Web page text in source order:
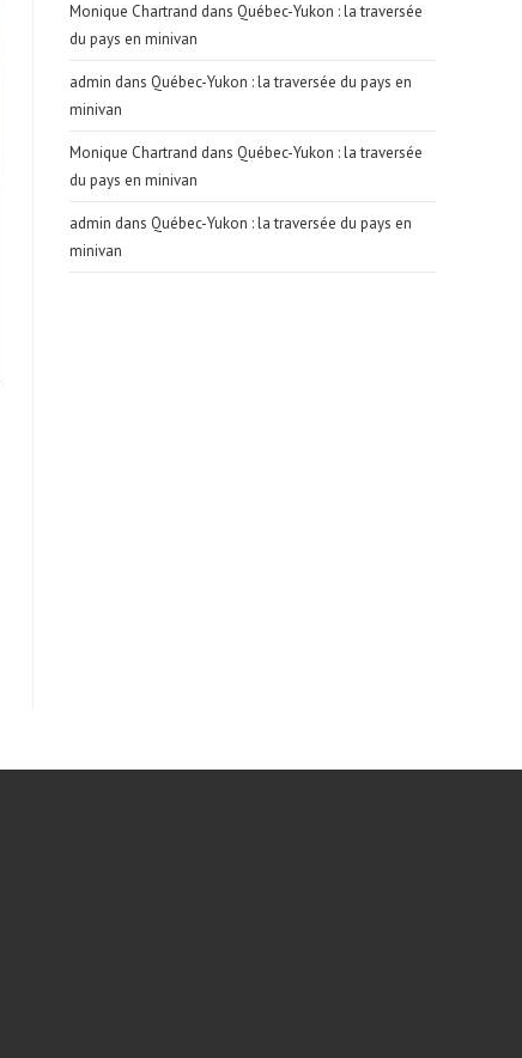
Monique Chartrand dans Québec-Yukon : la traversée
du pays en minivan
admin dans Québec-Yukon : la traversée du pays en
minivan
Monique Chartrand dans Québec-Yukon : la traversée
du pays en minivan
admin dans Québec-Yukon : la traversée du pays en
minivan